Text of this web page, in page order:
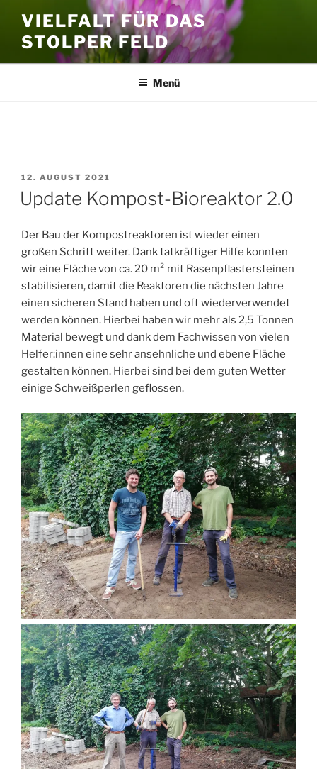
Inhalt
springen
VIELFALT FÜR DAS
STOLPER FELD
Menü
VERÖFFENTLICHT
AM
12. AUGUST 2021
Update Kompost-Bioreaktor 2.0
Der Bau der Kompostreaktoren ist wieder einen
großen Schritt weiter. Dank tatkräftiger Hilfe konnten
wir eine Fläche von ca. 20 m² mit Rasenpflastersteinen
stabilisieren, damit die Reaktoren die nächsten Jahre
einen sicheren Stand haben und oft wiederverwendet
werden können. Hierbei haben wir mehr als 2,5 Tonnen
Material bewegt und dank dem Fachwissen von vielen
Helfer:innen eine sehr ansehnliche und ebene Fläche
gestalten können. Hierbei sind bei dem guten Wetter
einige Schweißperlen geflossen.